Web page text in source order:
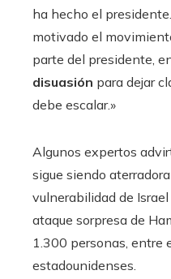
ha hecho el
motivado el
parte del presidente,
disuasión para dejar
debe escalar.»
Algunos expertos
sigue siendo
vulnerabilidad de
ataque sorpresa de
1.300 personas, entre
estadounidenses.